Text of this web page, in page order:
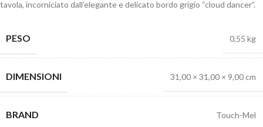
tavola, incorniciato dall’elegante e delicato bordo grigio “cloud dancer”.
PESO 0,55 kg
DIMENSIONI 31,00 × 31,00 × 9,00 cm
BRAND Touch-Mel